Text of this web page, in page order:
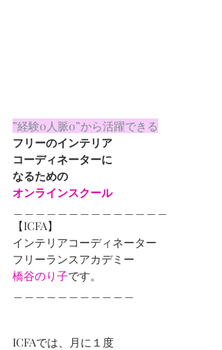
”経験0人脈0”から活躍できる
フリーのインテリア
コーディネーターに
なるための
オンラインスクール
【ICFA】
インテリアコーディネーター
フリーランスアカデミー
橋谷のり子です。
ICFAでは、月に１度